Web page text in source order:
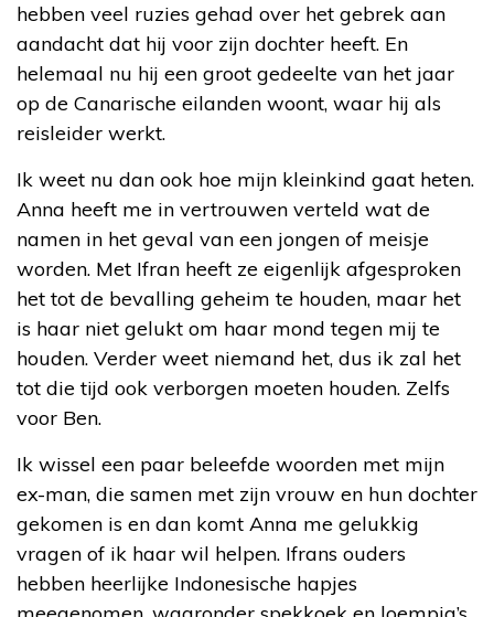
hebben veel ruzies gehad over het gebrek aan
aandacht dat hij voor zijn dochter heeft. En
helemaal nu hij een groot gedeelte van het jaar
op de Canarische eilanden woont, waar hij als
reisleider werkt.
Ik weet nu dan ook hoe mijn kleinkind gaat heten.
Anna heeft me in vertrouwen verteld wat de
namen in het geval van een jongen of meisje
worden. Met Ifran heeft ze eigenlijk afgesproken
het tot de bevalling geheim te houden, maar het
is haar niet gelukt om haar mond tegen mij te
houden. Verder weet niemand het, dus ik zal het
tot die tijd ook verborgen moeten houden. Zelfs
voor Ben.
Ik wissel een paar beleefde woorden met mijn
ex-man, die samen met zijn vrouw en hun dochter
gekomen is en dan komt Anna me gelukkig
vragen of ik haar wil helpen. Ifrans ouders
hebben heerlijke Indonesische hapjes